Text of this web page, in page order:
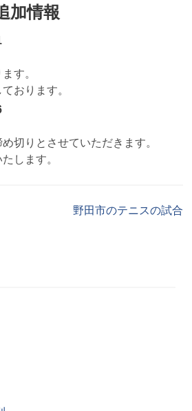
加情報
す。
おります。
切りとさせていただきます。
します。
野田市のテニスの試合